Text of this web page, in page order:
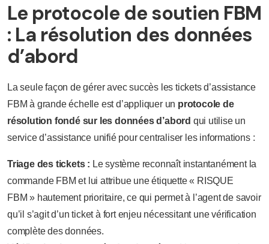
Le protocole de soutien FBM
: La résolution des données
d’abord
La seule façon de gérer avec succès les tickets d’assistance
FBM à grande échelle est d’appliquer un protocole de
résolution fondé sur les données d’abord qui utilise un
service d’assistance unifié pour centraliser les informations :
Triage des tickets : Le système reconnaît instantanément la
commande FBM et lui attribue une étiquette « RISQUE
FBM » hautement prioritaire, ce qui permet à l’agent de savoir
qu’il s’agit d’un ticket à fort enjeu nécessitant une vérification
complète des données.